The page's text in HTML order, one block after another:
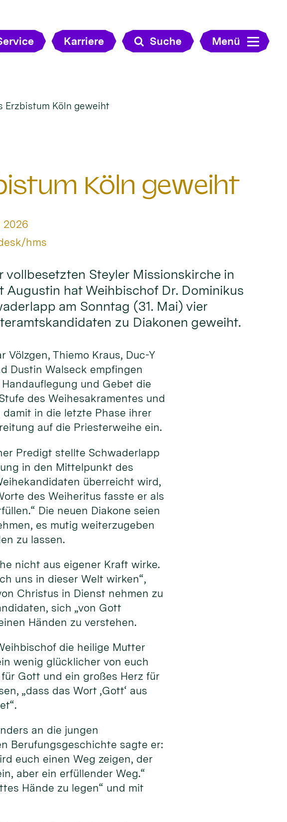
Karriere Suche Menü
Erzbistum Köln geweiht
Köln geweiht
2026
hms
vollbesetzten Steyler Missionskirche in
Augustin hat Weihbischof Dr. Dominikus
am Sonntag (31. Mai) vier
zu Diakonen geweiht.
Völzgen, Thiemo Kraus, Duc-Y
Dustin Walseck empfingen
und Gebet die
des Weihesakramentes und
in die letzte Phase ihrer
auf die Priesterweihe ein.
Predigt stellte Schwaderlapp
in den Mittelpunkt des
überreicht wird,
des Weiheritus fasste er als
Die neuen Diakone seien
es mutig weiterzugeben
zu lassen.
nicht aus eigener Kraft wirke.
uns in dieser Welt wirken“,
Christus in Dienst nehmen zu
sich „von Gott
Händen zu verstehen.
die heilige Mutter
wenig glücklicher von euch
Gott und ein großes Herz für
„dass das Wort ‚Gott‘ aus
an die jungen
Berufungsgeschichte sagte er:
euch einen Weg zeigen, der
aber ein erfüllender Weg.“
Hände zu legen“ und mit